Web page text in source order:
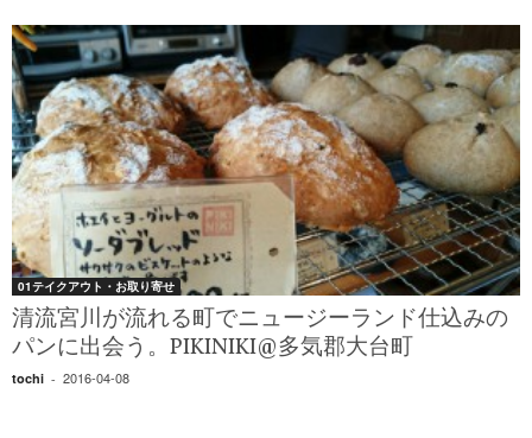
01テイクアウト・お取り寄せ
清流宮川が流れる町でニュージーランド仕込みの
パンに出会う。PIKINIKI@多気郡大台町
tochi - 2016-04-08